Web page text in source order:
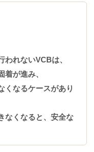
われないVCBは、
着が進み、
くなるケースがあり
なくなると、安全な